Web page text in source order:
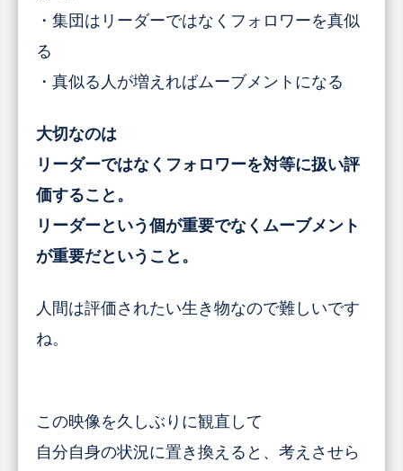
・集団はリーダーではなくフォロワーを真似
る
・真似る人が増えればムーブメントになる
大切なのは
リーダーではなくフォロワーを対等に扱い評
価すること。
リーダーという個が重要でなくムーブメント
が重要だということ。
人間は評価されたい生き物なので難しいです
ね。
この映像を久しぶりに観直して
自分自身の状況に置き換えると、考えさせら